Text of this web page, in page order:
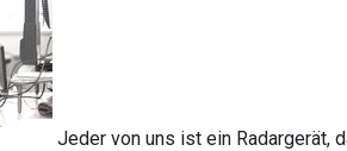
Jeder von uns ist ein Radargerät,